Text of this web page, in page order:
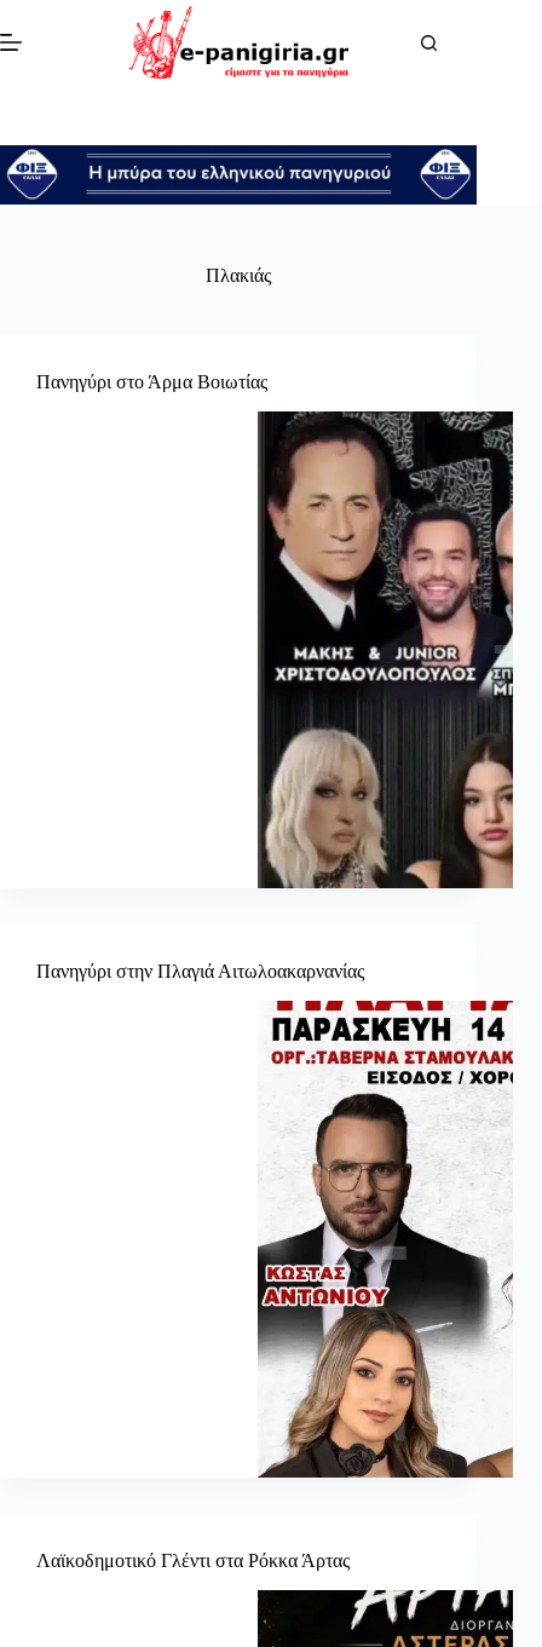
στο
περιεχόμενο
Πλακιάς
Πανηγύρι στο Άρμα Βοιωτίας
Πανηγύρι στην Πλαγιά Αιτωλοακαρνανίας
Λαϊκοδημοτικό Γλέντι στα Ρόκκα Άρτας